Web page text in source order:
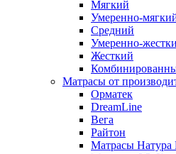
Мягкий
Умеренно-
Средний
Умеренно-
Жесткий
Матрасы от
Орматек
DreamLine
Вега
Райтон
Матрасы Натура